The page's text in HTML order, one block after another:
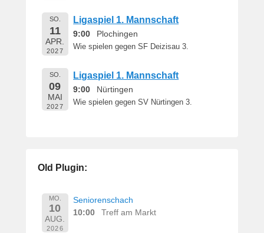
SO.
11
APR.
2027
Ligaspiel 1. Mannschaft
9:00 Plochingen
Wie spielen gegen SF Deizisau 3.
SO.
09
MAI
2027
Ligaspiel 1. Mannschaft
9:00 Nürtingen
Wie spielen gegen SV Nürtingen 3.
Old Plugin:
MO.
10
AUG.
2026
Seniorenschach
10:00
Treff am Markt